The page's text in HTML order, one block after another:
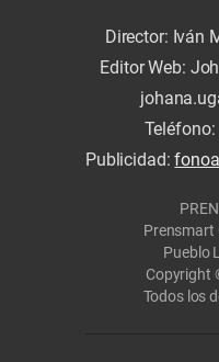
Director: Iván
Editor Web:
Publicidad:
Prensmart
Pueblo
Copyright
Todos los